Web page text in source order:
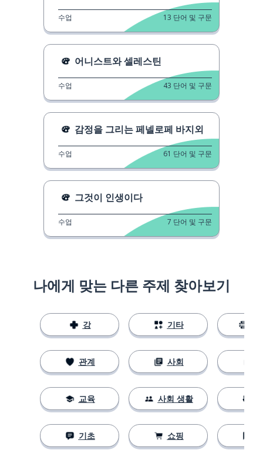
수업 13 단어 및 구문
어니스트와 셀레스틴
수업 43 단어 및 구문
감정을 그리는 페넬로페 바지외
수업 61 단어 및 구문
그것이 인생이다
수업 7 단어 및 구문
나에게 맞는 다른 주제 찾아보기
강
관계
교육
기초
기타
사회
사회 생활
쇼핑